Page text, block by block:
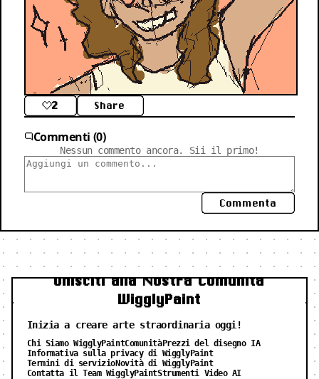
2 Share
Commenti (0)
Nessun commento ancora. Sii il primo!
Commenta
Unisciti alla Nostra Comunità
WigglyPaint
Inizia a creare arte straordinaria oggi!
Chi Siamo WigglyPaintComunitàPrezzi del disegno IA
Informativa sulla privacy di WigglyPaint
Termini di servizioNovità di WigglyPaint
Contatta il Team WigglyPaintStrumenti Video AI